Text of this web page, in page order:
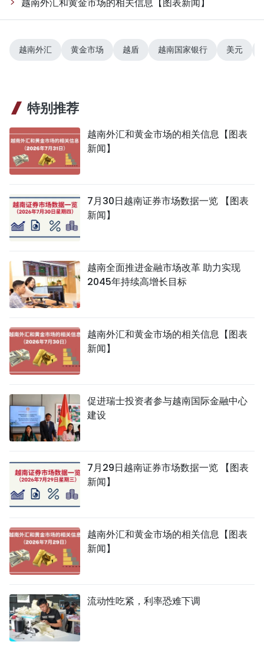
越南外汇 黄金市场 越盾 越南国家银行 美元
特别推荐
越南外汇和黄金市场的相关信息【图表
新闻】
7月30日越南证券市场数据一览 【图表
新闻】
越南全面推进金融市场改革 助力实现
2045年持续高增长目标
越南外汇和黄金市场的相关信息【图表
新闻】
促进瑞士投资者参与越南国际金融中心
建设
7月29日越南证券市场数据一览 【图表
新闻】
越南外汇和黄金市场的相关信息【图表
新闻】
流动性吃紧，利率恐难下调